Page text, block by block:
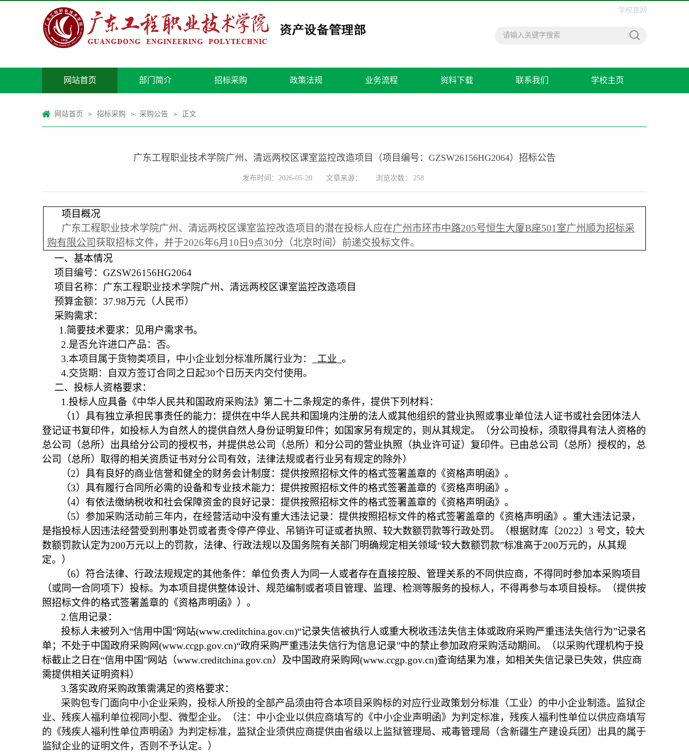
学校官网
网站首页 部门简介 招标采购 政策法规 业务流程 资料下载 联系我们 学校主页
网站首页 > 招标采购 > 采购公告 > 正文
广东工程职业技术学院广州、清远两校区课室监控改造项目（项目编号：GZSW26156HG2064）招标公告
发布时间：2026-05-20 文章来源： 浏览次数： 258
项目概况
广东工程职业技术学院广州、清远两校区课室监控改造项目 的潜在投标人应在广州市环市中路205号恒生大厦B座501室广州顺为招标采
购有限公司 获取招标文件，并于2026年6月10日9点30分（北京时间）前递交投标文件。
一、基本情况
项目编号： GZSW26156HG2064
项目名称：广东工程职业技术学院广州、清远两校区课室监控改造项目
预算金额： 37.98万元（人民币）
采购需求：
1.简要技术要求：见用户需求书。
2.是否允许进口产品：否。
3.本项目属于货物类项目，中小企业划分标准所属行业为： 工业 。
4.交货期：自双方签订合同之日起30个日历天内交付使用。
二、投标人资格要求：
1.投标人应具备《中华人民共和国政府采购法》第二十二条规定的条件，提供下列材料：
（1）具有独立承担民事责任的能力：提供在中华人民共和国境内注册的法人或其他组织的营业执照或事业单位法人证书或社会团体法人
登记证书复印件，如投标人为自然人的提供自然人身份证明复印件；如国家另有规定的，则从其规定。（分公司投标，须取得具有法人资格的
总公司（总所）出具给分公司的授权书，并提供总公司（总所）和分公司的营业执照（执业许可证）复印件。已由总公司（总所）授权的，总
公司（总所）取得的相关资质证书对分公司有效，法律法规或者行业另有规定的除外）
（2）具有良好的商业信誉和健全的财务会计制度：提供按照招标文件的格式签署盖章的《资格声明函》。
（3）具有履行合同所必需的设备和专业技术能力：提供按照招标文件的格式签署盖章的《资格声明函》。
（4）有依法缴纳税收和社会保障资金的良好记录：提供按照招标文件的格式签署盖章的《资格声明函》。
（5）参加采购活动前三年内，在经营活动中没有重大违法记录：提供按照招标文件的格式签署盖章的《资格声明函》。重大违法记录，
是指投标人因违法经营受到刑事处罚或者责令停产停业、吊销许可证或者执照、较大数额罚款等行政处罚。（根据财库〔2022〕3 号文，较大
数额罚款认定为200万元以上的罚款，法律、行政法规以及国务院有关部门明确规定相关领域“较大数额罚款”标准高于200万元的，从其规
定。）
（6）符合法律、行政法规规定的其他条件：单位负责人为同一人或者存在直接控股、管理关系的不同供应商，不得同时参加本采购项目
（或同一合同项下）投标。为本项目提供整体设计、规范编制或者项目管理、监理、检测等服务的投标人，不得再参与本项目投标。（提供按
照招标文件的格式签署盖章的《资格声明函》）。
2.信用记录：
投标人未被列入“信用中国”网站(www.creditchina.gov.cn)“记录失信被执行人或重大税收违法失信主体或政府采购严重违法失信行为”记录名
单；不处于中国政府采购网(www.ccgp.gov.cn)“政府采购严重违法失信行为信息记录”中的禁止参加政府采购活动期间。（以采购代理机构于投
标截止之日在“信用中国”网站（www.creditchina.gov.cn）及中国政府采购网(www.ccgp.gov.cn)查询结果为准，如相关失信记录已失效，供应商
需提供相关证明资料）
3.落实政府采购政策需满足的资格要求：
采购包专门面向中小企业采购，投标人所投的全部产品须由符合本项目采购标的对应行业政策划分标准（工业）的中小企业制造。监狱企
业、残疾人福利单位视同小型、微型企业。（注：中小企业以供应商填写的《中小企业声明函》为判定标准，残疾人福利性单位以供应商填写
的《残疾人福利性单位声明函》为判定标准，监狱企业须供应商提供由省级以上监狱管理局、戒毒管理局（含新疆生产建设兵团）出具的属于
监狱企业的证明文件，否则不予认定。）